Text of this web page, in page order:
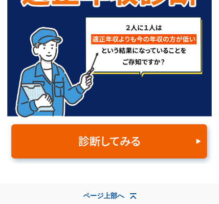
ページ上部へ